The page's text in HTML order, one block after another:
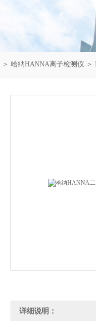
＞ 哈纳HANNA离子检测仪 ＞
详细说明：